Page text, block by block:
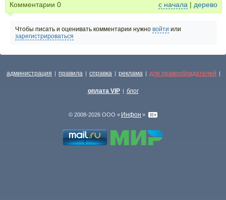
Комментарии 0 с начала | дерево
Чтобы писать и оценивать комментарии нужно войти или
зарегистрироваться
администрация | правила | справка | реклама | для правообладателей |
оплата VIP | блог
© 2008-2026 ООО « Инфон »